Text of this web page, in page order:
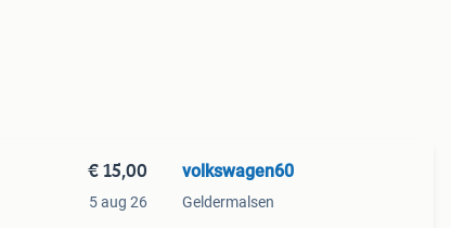
€ 15,00
5 aug 26
volkswagen60
Geldermalsen